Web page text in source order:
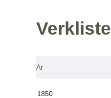
Verkliste
År
1850